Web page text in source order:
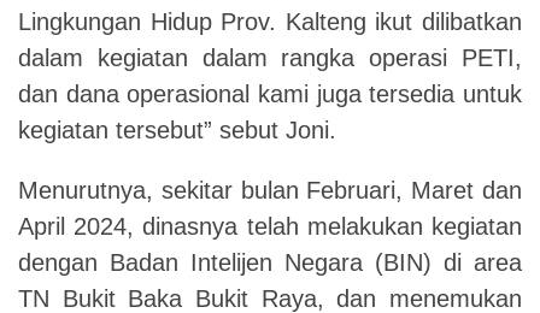
Lingkungan Hidup Prov. Kalteng ikut dilibatkan
dalam kegiatan dalam rangka operasi PETI,
dan dana operasional kami juga tersedia untuk
kegiatan tersebut” sebut Joni.
Menurutnya, sekitar bulan Februari, Maret dan
April 2024, dinasnya telah melakukan kegiatan
dengan Badan Intelijen Negara (BIN) di area
TN Bukit Baka Bukit Raya, dan menemukan